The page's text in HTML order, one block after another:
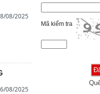
08/2025
08/2025
Mã kiểm tra